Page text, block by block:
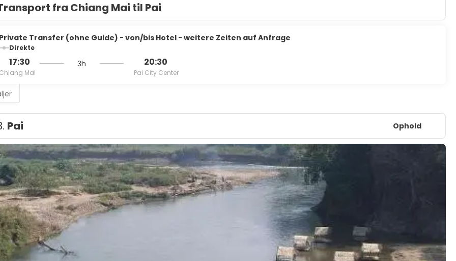
fra Chiang Mai til Pai
Private Transfer (ohne Guide) - von/bis Hotel - weitere Zeiten auf Anfrage
Direkte
17:30
Chiang Mai
3h 20:30
Pai City Center
Pai Ophold